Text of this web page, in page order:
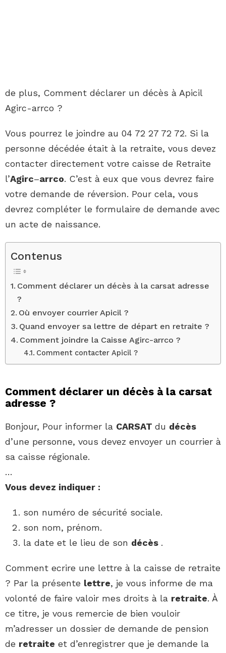
de plus, Comment déclarer un décès à Apicil
Agirc-arrco ?
Vous pourrez le joindre au 04 72 27 72 72. Si la
personne décédée était à la retraite, vous devez
contacter directement votre caisse de Retraite
l’Agirc–arrco. C’est à eux que vous devrez faire
votre demande de réversion. Pour cela, vous
devrez compléter le formulaire de demande avec
un acte de naissance.
Contenus
Comment déclarer un décès à la carsat adresse
?
Où envoyer courrier Apicil ?
Quand envoyer sa lettre de départ en retraite ?
Comment joindre la Caisse Agirc-arrco ?
Comment contacter Apicil ?
Comment déclarer un décès à la carsat
adresse ?
Bonjour, Pour informer la CARSAT du décès
d’une personne, vous devez envoyer un courrier à
sa caisse régionale.
…
Vous devez indiquer :
son numéro de sécurité sociale.
son nom, prénom.
la date et le lieu de son décès .
Comment ecrire une lettre à la caisse de retraite
? Par la présente lettre, je vous informe de ma
volonté de faire valoir mes droits à la retraite. À
ce titre, je vous remercie de bien vouloir
m’adresser un dossier de demande de pension
de retraite et d’enregistrer que je demande la